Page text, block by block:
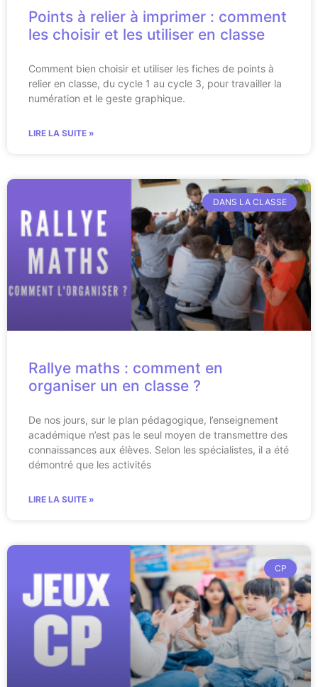
Points à relier à imprimer : comment
les choisir et les utiliser en classe
Comment bien choisir et utiliser les fiches de points à
relier en classe, du cycle 1 au cycle 3, pour travailler la
numération et le geste graphique.
LIRE LA SUITE »
DANS LA CLASSE
Rallye maths : comment en
organiser un en classe ?
De nos jours, sur le plan pédagogique, l’enseignement
académique n’est pas le seul moyen de transmettre des
connaissances aux élèves. Selon les spécialistes, il a été
démontré que les activités
LIRE LA SUITE »
CP